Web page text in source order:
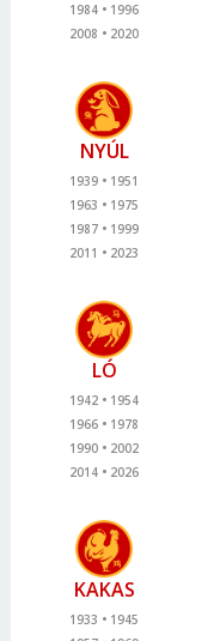
1984
1996
2008
2020
NYÚL
1939
1951
1963
1975
1987
1999
2011
2023
LÓ
1942
1954
1966
1978
1990
2002
2014
2026
KAKAS
1933
1945